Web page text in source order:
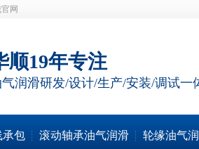
网
顺19年专注
润滑研发/设计/生产/安装/调试一
承包 滚动轴承油气润滑 轮缘油气